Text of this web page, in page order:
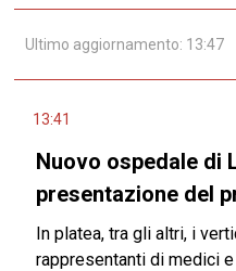
Ultimo aggiornamento: 13:47
13:41
Nuovo ospedale di
presentazione del
In platea, tra gli altri, i
rappresentanti di medici